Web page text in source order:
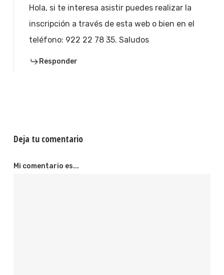
Hola, si te interesa asistir puedes realizar la
inscripción a través de esta web o bien en el
teléfono: 922 22 78 35. Saludos
Responder
Deja tu comentario
Mi comentario es...